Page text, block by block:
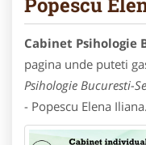
Cabinet Psihologie
pagina unde puteti
Psihologie Bucuresti-
- Popescu Elena Iliana.